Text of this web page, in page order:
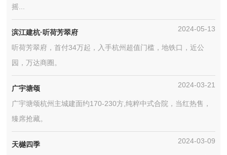
摇...
滨江建杭·听荷芳翠府 2024-05-13
听荷芳翠府，首付34万起，入手杭州超值门槛，地铁口，近公
园，万达商圈。
广宇塘颂 2024-03-21
广宇塘颂杭州主城建面约170-230方,纯粹中式合院，当红热售，
臻席抢藏。
天樾四季 2024-03-09